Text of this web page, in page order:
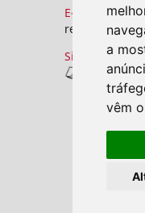
a
vêm
E-mail:
Site
Revistas